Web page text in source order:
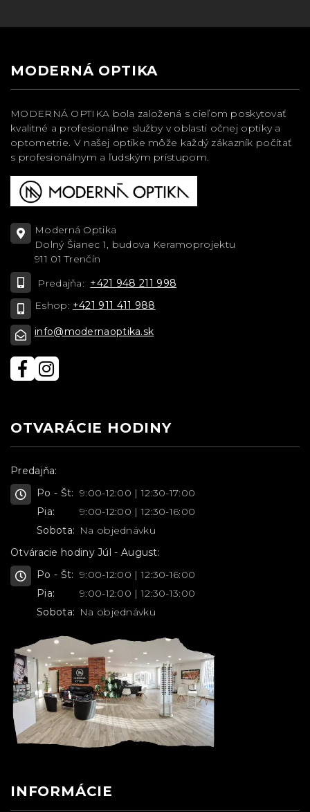
MODERNÁ OPTIKA
MODERNÁ OPTIKA bola založená s cieľom poskytovať
kvalitné a profesionálne služby v oblasti očnej optiky a
optometrie. V našej optike môže každý zákazník počítať
s profesionálnym a ľudským prístupom.
Moderná Optika
Dolný Šianec 1, budova Keramoprojektu
911 01 Trenčín
Predajňa: +421 948 211 998
Eshop: +421 911 411 988
info@modernaoptika.sk
OTVARÁCIE HODINY
Predajňa:
Po - Št: 9:00-12:00 | 12:30-17:00
Pia:
9:00-12:00 | 12:30-16:00
Sobota: Na objednávku
Otváracie hodiny Júl - August:
Po - Št: 9:00-12:00 | 12:30-16:00
Pia:
9:00-12:00 | 12:30-13:00
Sobota: Na objednávku
INFORMÁCIE